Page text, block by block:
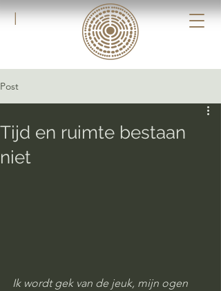
|
Post
Tijd en ruimte bestaan
niet
Ik wordt gek van de jeuk, mijn ogen